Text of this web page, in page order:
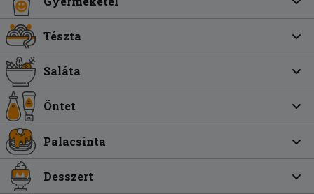
Tészta
Saláta
Öntet
Palacsinta
Desszert